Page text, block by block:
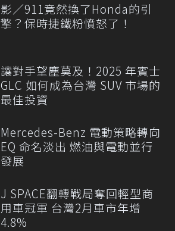
影／911竟然換了Honda的引
擎？保時捷鐵粉憤怒了！
讓對手望塵莫及！2025 年賓士
GLC 如何成為台灣 SUV 市場的
最佳投資
Mercedes-Benz 電動策略轉向
EQ 命名淡出 燃油與電動並行
發展
J SPACE翻轉戰局奪回輕型商
用車冠軍 台灣2月車市年增
4.8%